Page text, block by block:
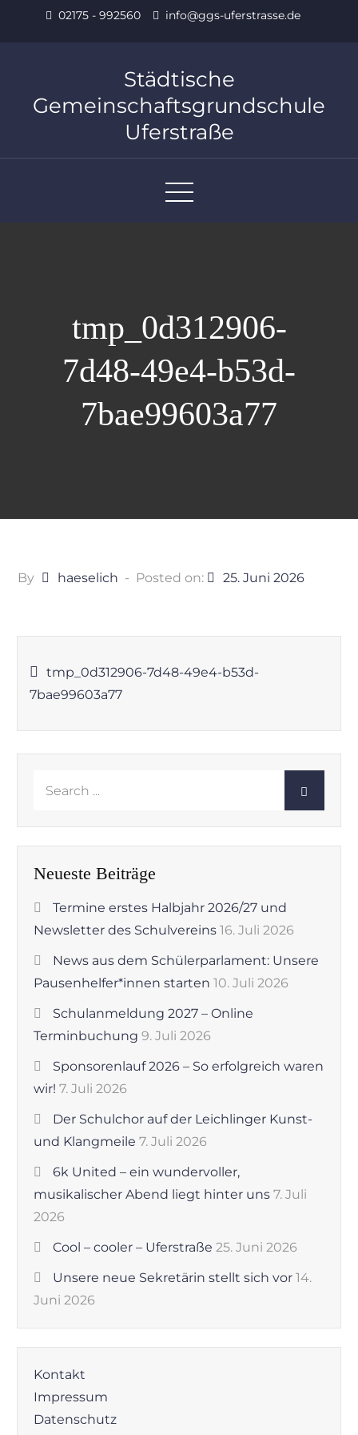
02175 - 992560 info@ggs-uferstrasse.de
Städtische
Gemeinschaftsgrundschule
Uferstraße
tmp_0d312906-
7d48-49e4-b53d-
7bae99603a77
By haeselich Posted on: 25. Juni 2026
Beitragsnavigation
tmp_0d312906-7d48-49e4-b53d-
7bae99603a77
Neueste Beiträge
Termine erstes Halbjahr 2026/27 und
Newsletter des Schulvereins 16. Juli 2026
News aus dem Schülerparlament: Unsere
Pausenhelfer*innen starten 10. Juli 2026
Schulanmeldung 2027 – Online
Terminbuchung 9. Juli 2026
Sponsorenlauf 2026 – So erfolgreich waren
wir! 7. Juli 2026
Der Schulchor auf der Leichlinger Kunst-
und Klangmeile 7. Juli 2026
6k United – ein wundervoller,
musikalischer Abend liegt hinter uns 7. Juli
2026
Cool – cooler – Uferstraße 25. Juni 2026
Unsere neue Sekretärin stellt sich vor 14.
Juni 2026
Kontakt
Impressum
Datenschutz